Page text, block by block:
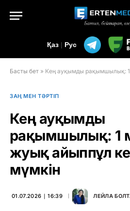
Қаз | Рус
Басты бет » Кең ауқымды рақымшылық: 1
ЗАҢ МЕН ТӘРТІП
Кең ауқымды
рақымшылық: 1
жуық айыппұл
мүмкін
01.07.2026 ∣ 16:39 ЛЕЙЛА